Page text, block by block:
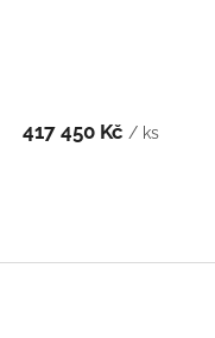
417 450 Kč / ks